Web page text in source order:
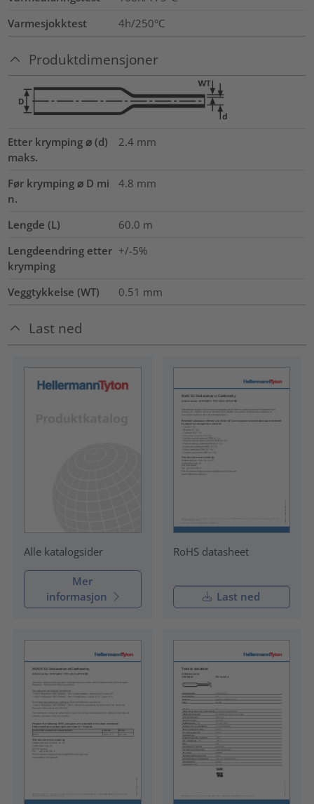
Varmesjokktest
4h/250°C
Produktdimensjoner
Etter krymping ⌀ (d)
maks.
2.4 mm
Før krymping ⌀ D mi
n.
4.8 mm
Lengde (L) 60.0 m
Lengdeendring etter
krymping
+/-5%
Veggtykkelse (WT) 0.51 mm
Last ned
Alle katalogsider
Mer
informasjon
RoHS datasheet
Last ned